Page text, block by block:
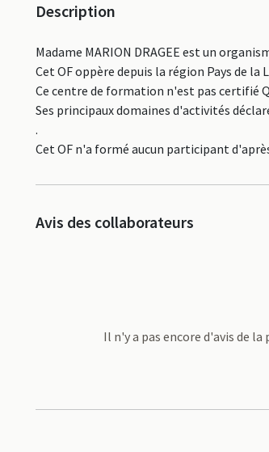
Description
Madame MARION DRAGEE est un
Cet OF oppère depuis la région Pays de la
Ce centre de formation n'est pas certifié
Ses principaux domaines d'activités
.
Cet OF n'a formé aucun participant
Avis des collaborateurs
Il n'y a pas encore d'avis de